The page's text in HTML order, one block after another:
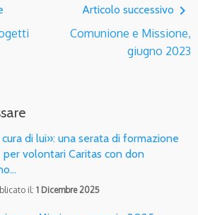
Articolo successivo navigate_next
Comunione e Missione,
giugno 2023
di lui»: una serata di formazione
per volontari Caritas con don
il: 1 Dicembre 2025